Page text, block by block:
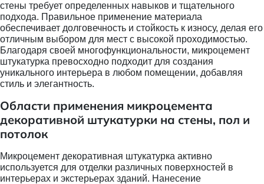
стены требует определенных навыков и тщательного
подхода. Правильное применение материала
обеспечивает долговечность и стойкость к износу, делая его
отличным выбором для мест с высокой проходимостью.
Благодаря своей многофункциональности, микроцемент
штукатурка превосходно подходит для создания
уникального интерьера в любом помещении, добавляя
стиль и элегантность.
Области применения микроцемента
декоративной штукатурки на стены, пол и
потолок
Микроцемент декоративная штукатурка активно
используется для отделки различных поверхностей в
интерьерах и экстерьерах зданий. Нанесение